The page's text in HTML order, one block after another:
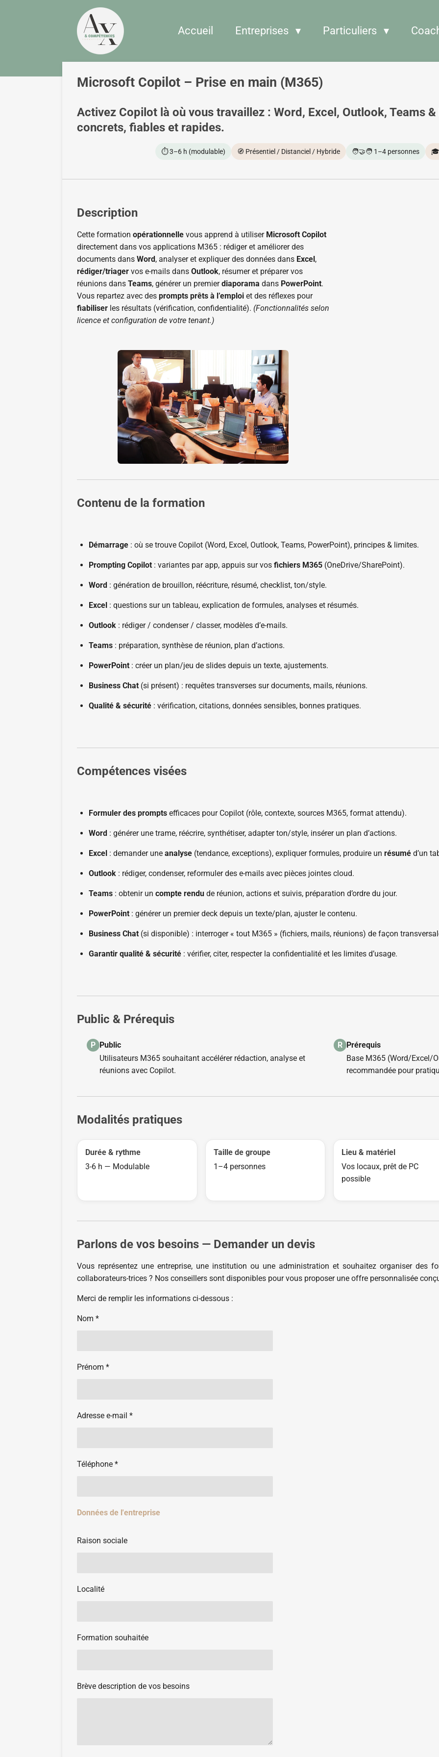
Accueil Entreprises Particuliers
Microsoft Copilot – Prise en main (M365)
Activez Copilot là où vous travaillez : Word, Excel, Outlook, Teams
concrets, fiables et rapides.
⏱️ 3–6 h (modulable) 🧭 Présentiel / Distanciel / Hybride 🧑‍🤝‍🧑 1–4 personnes
Description
Cette formation opérationnelle vous apprend à utiliser Microsoft Copilot
directement dans vos applications M365 : rédiger et améliorer des
documents dans Word, analyser et expliquer des données dans Excel,
rédiger/triager vos e-mails dans Outlook, résumer et préparer vos
réunions dans Teams, générer un premierdiaporama dans PowerPoint.
Vous repartez avec des prompts prêts à l’emploi et des réflexes pour
fiabiliser les résultats (vérification, confidentialité). (Fonctionnalités selon
licence et configuration de votre tenant.)
Contenu de la formation
Démarrage : où se trouve Copilot (Word, Excel, Outlook, Teams, PowerPoint), principes & limites.
Prompting Copilot : variantes par app, appuis sur vos fichiers M365 (OneDrive/SharePoint).
Word : génération de brouillon, réécriture, résumé, checklist, ton/style.
Excel : questions sur un tableau, explication de formules, analyses et résumés.
Outlook : rédiger / condenser / classer, modèles d’e-mails.
Teams : préparation, synthèse de réunion, plan d’actions.
PowerPoint : créer un plan/jeu de slides depuis un texte, ajustements.
Business Chat (si présent) : requêtes transverses sur documents, mails, réunions.
Qualité & sécurité : vérification, citations, données sensibles, bonnes pratiques.
Compétences visées
Formuler des prompts efficaces pour Copilot (rôle, contexte, sources M365, format attendu).
Word : générer une trame, réécrire, synthétiser, adapter ton/style, insérer un plan d’actions.
Excel : demander une analyse (tendance, exceptions), expliquer formules, produire un résumé d’un
Outlook : rédiger, condenser, reformuler des e-mails avec pièces jointes cloud.
Teams : obtenir un compte rendu de réunion, actions et suivis, préparation d’ordre du jour.
PowerPoint : générer un premier deck depuis un texte/plan, ajuster le contenu.
Business Chat (si disponible) : interroger « tout M365 » (fichiers, mails, réunions) de façon
Garantir qualité & sécurité : vérifier, citer, respecter la confidentialité et les limites d’usage.
Public & Prérequis
P Public
Utilisateurs M365 souhaitant accélérer rédaction, analyse et
réunions avec Copilot.
R Prérequis
Base M365 (Word/Excel/
recommandée pour
Modalités pratiques
Durée & rythme
3-6 h — Modulable
Taille de groupe
1–4 personnes
Lieu & matériel
Vos locaux, prêt de PC
possible
Parlons de vos besoins — Demander un devis
Vous représentez une entreprise, une institution ou une administration et souhaitez organiser des
collaborateurs-trices ? Nos conseillers sont disponibles pour vous proposer une offre personnalisée
Merci de remplir les informations ci-dessous :
Nom *
Prénom *
Adresse e-mail *
Téléphone *
Données de l'entreprise
Raison sociale
Localité
Formation souhaitée
Brève description de vos besoins